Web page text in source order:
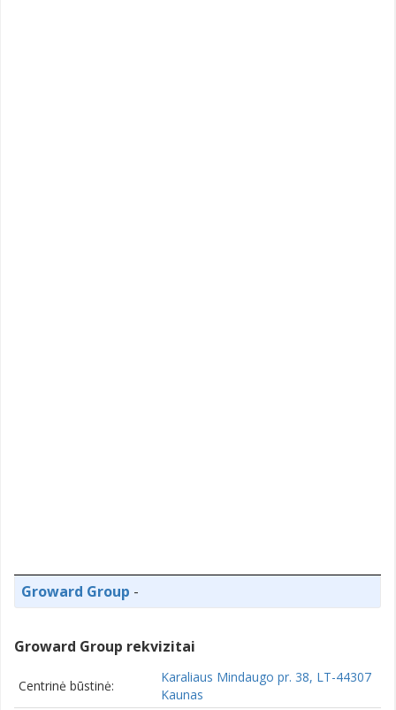
Groward Group -
Groward Group rekvizitai
Centrinė būstinė:
Karaliaus Mindaugo pr. 38, LT-44307
Kaunas